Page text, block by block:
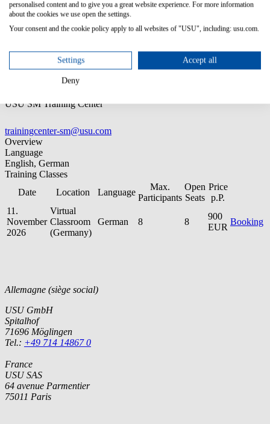
PC skills
Process owner for Change Management
USU SM Training Center
trainingcenter-sm@usu.com
Overview
Language
English, German
Training Classes
Date
Location Language
Max.
Participants
Open
Seats
Price
p.P.
11.
November
2026
Virtual
Classroom
(Germany)
German 8 8
900
EUR
Booking
Allemagne (siège social)
USU GmbH
Spitalhof
71696 Möglingen
Tel.: +49 714 14867 0
France
USU SAS
64 avenue Parmentier
75011 Paris
personalised content and to give you a great website experience. For more information
about the cookies we use open the settings.
Your consent and the cookie policy apply to all websites of "USU", including: usu.com.
Settings Accept all
Deny